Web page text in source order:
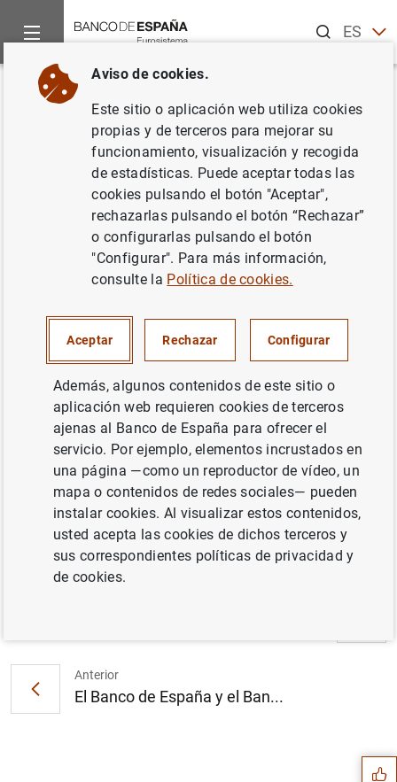
ESEN
Inicio Noticias y eventos
Volver
El Banco de España publica su
Política de Sostenibilidad
Corporativa en el marco del Día
internacional contra el cambio
climático
BANCO DE ESPAÑA
El Banco de España publica su Política de
Sostenibilidad Corporativa en el marco del
Día internacional contra el cambio climático
(137KB)
Anterior
El Banco de España y el Ban... Sugerencias
Aviso de cookies.
Este sitio o aplicación web utiliza cookies
propias y de terceros para mejorar su
funcionamiento, visualización y recogida
de estadísticas. Puede aceptar todas las
cookies pulsando el botón "Aceptar",
rechazarlas pulsando el botón “Rechazar”
o configurarlas pulsando el botón
"Configurar". Para más información,
consulte la Política de cookies.
Aceptar Rechazar Configurar
Además, algunos contenidos de este sitio o
aplicación web requieren cookies de terceros
ajenas al Banco de España para ofrecer el
servicio. Por ejemplo, elementos incrustados en
una página —como un reproductor de vídeo, un
mapa o contenidos de redes sociales— pueden
instalar cookies. Al visualizar estos contenidos,
usted acepta las cookies de dichos terceros y
sus correspondientes políticas de privacidad y
de cookies.